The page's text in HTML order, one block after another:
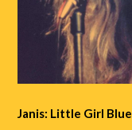
Janis: Little Girl Blue